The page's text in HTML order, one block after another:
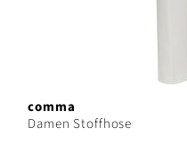
comma
Damen Stoffhose